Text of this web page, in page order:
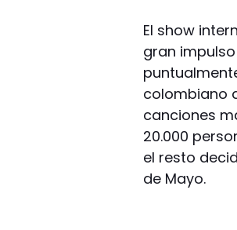
El show
gran
colombiano
canciones
20.000
el resto
de Mayo.